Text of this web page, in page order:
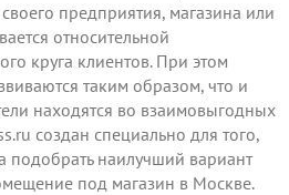
предприятия, магазина или
относительной
круга клиентов. При этом
таким образом, что и
находятся во взаимовыгодных
создан специально для того,
подобрать наилучший вариант
под магазин в Москве.